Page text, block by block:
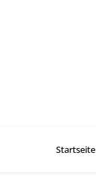
Startseite